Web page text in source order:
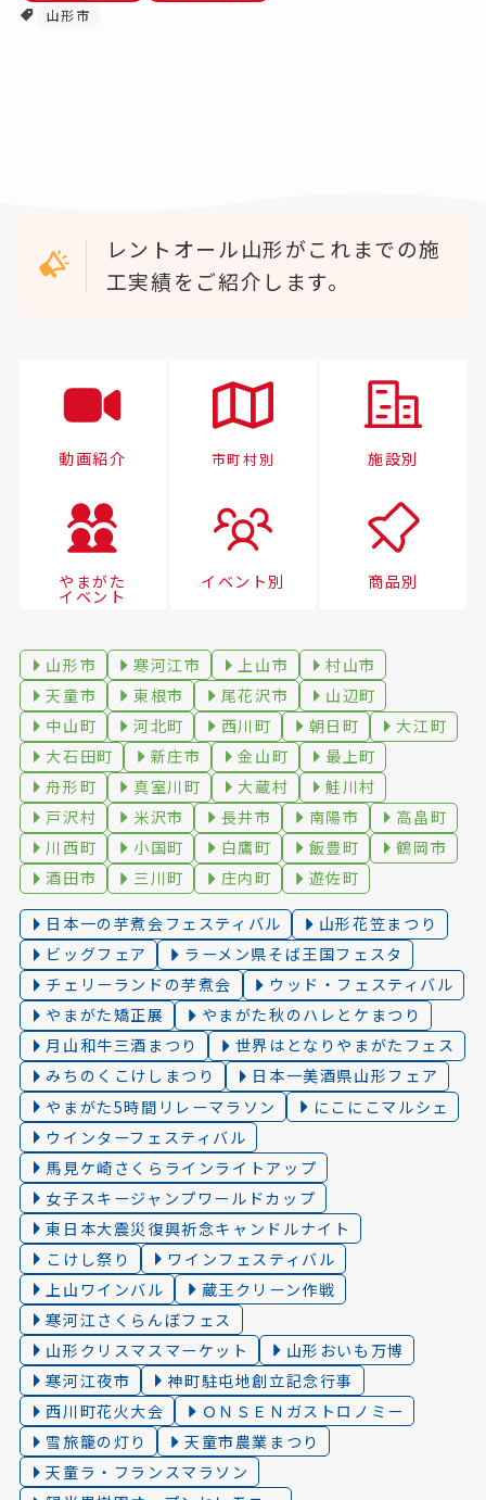
山形市
レントオール山形がこれまでの施
工実績をご紹介します。
動画紹介 市町村別 施設別
やまがた
イベント
イベント別 商品別
山形市 寒河江市 上山市
村山市
天童市
東根市 尾花沢市
山辺町
中山町
河北町 西川町 朝日町
大江町
大石田町
新庄市 金山町
最上町
舟形町
真室川町 大蔵村
鮭川村
戸沢村
米沢市 長井市 南陽市
高畠町
川西町
小国町 白鷹町 飯豊町
鶴岡市
酒田市
三川町 庄内町 遊佐町
日本一の芋煮会フェスティバル
山形花笠まつり
ビッグフェア
ラーメン県そば王国フェスタ
チェリーランドの芋煮会
ウッド・フェスティバル
やまがた矯正展
やまがた秋のハレとケまつり
月山和牛三酒まつり
世界はとなりやまがたフェス
みちのくこけしまつり
日本一美酒県山形フェア
やまがた5時間リレーマラソン
にこにこマルシェ
ウインターフェスティバル
馬見ケ崎さくらラインライトアップ
女子スキージャンプワールドカップ
東日本大震災復興祈念キャンドルナイト
こけし祭り
ワインフェスティバル
上山ワインバル
蔵王クリーン作戦
寒河江さくらんぼフェス
山形クリスマスマーケット
山形おいも万博
寒河江夜市
神町駐屯地創立記念行事
西川町花火大会
ＯＮＳＥＮガストロノミー
雪旅籠の灯り️
天童市農業まつり
天童ラ・フランスマラソン